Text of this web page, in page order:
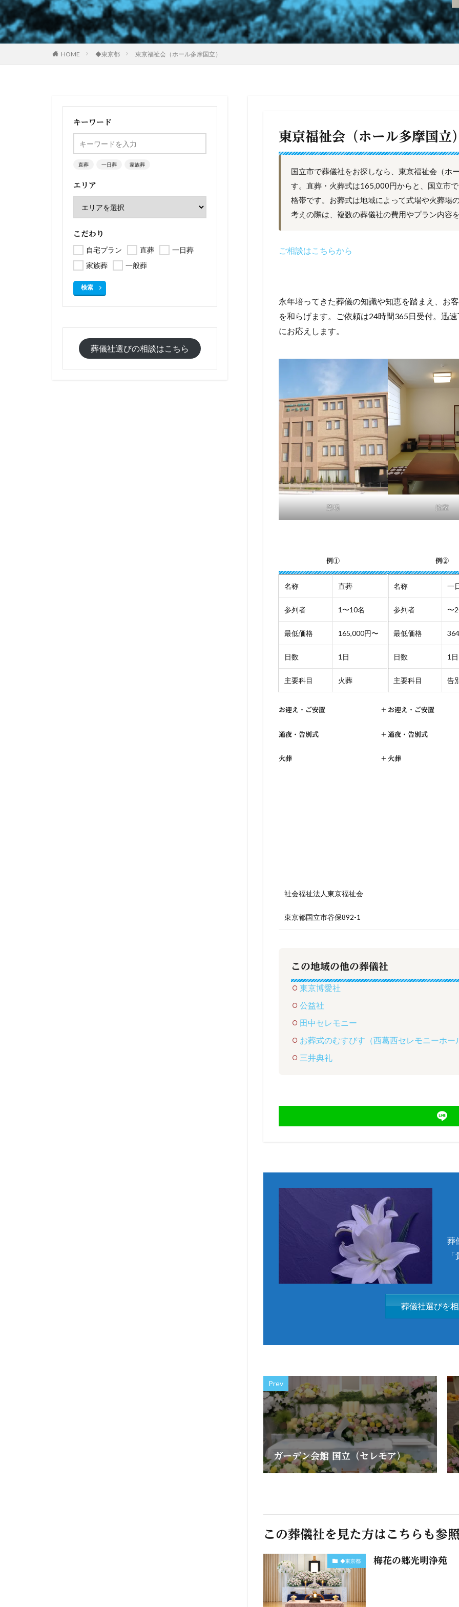
HOME ◆東京都 東京福祉会（ホール多摩国立）
東京福祉会（ホール多摩国立
国立市で葬儀社をお探しなら、東京福祉会（ホ
す。直葬・火葬式は165,000円からと、国立市
格帯です。お葬式は地域によって式場や火葬場
考えの際は、複数の葬儀社の費用やプラン内容
ご相談はこちらから
永年培ってきた葬儀の知識や知恵を踏まえ、お
を和らげます。ご依頼は24時間365日受付。迅
にお応えします。
斎場 控室
例①
名称 直葬
参列者 1〜10名
最低価格 165,000円〜
日数 1日
主要科目 火葬
お迎え・ご安置 +
通夜・告別式 +
火葬 +
例②
名称 一
参列者 〜
最低価格
日数 1日
主要科目 告
お迎え・ご安置
通夜・告別式
火葬
社会福祉法人東京福祉会
東京都国立市谷保892-1
この地域の他の葬儀社
東京博愛社
公益社
田中セレモニー
お葬式のむすびす（西葛西セレモニーホー
三井典礼
葬
葬儀社選びを
Prev
ガーデン会館 国立（セレモア）
この葬儀社を見た方はこちらも参
◆東京都 梅花の郷光明浄苑
キーワード
直葬 一日葬 家族葬
エリア
こだわり
自宅プラン 直葬
一日葬
家族葬
一般葬
検索
葬儀社選びの相談はこちら